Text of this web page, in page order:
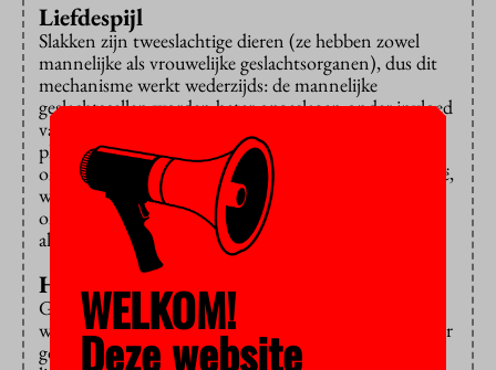
Liefdespijl
Slakken zijn tweeslachtige dieren (ze hebben zowel
mannelijke als vrouwelijke geslachtsorganen), dus dit
mechanisme werkt wederzijds: de mannelijke
geslachtscellen worden beter opgeslagen onder invloed
van stoffen op de liefdespijl. Hoe die veranderingen
plaatsvinden, was al bekend. Het team van Koene
ontdekte, samen met collega’s uit Canada en Australië,
welke stof er op deze pijlen zit. Deze voorheen
onbekende stof noemen zij het liefdespijl
allohormoon.
Hermafrodiet
Gebaseerd op eerder onderzoek is het overigens
waarschijnlijk dat de vrouwelijke voortplanting minder
goed werkt bij de injectie van deze stof via de
WELKOM!
Deze website